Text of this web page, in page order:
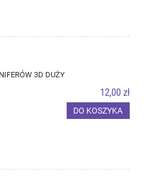
3D DUŻY
12,00 zł
DO KOSZYKA